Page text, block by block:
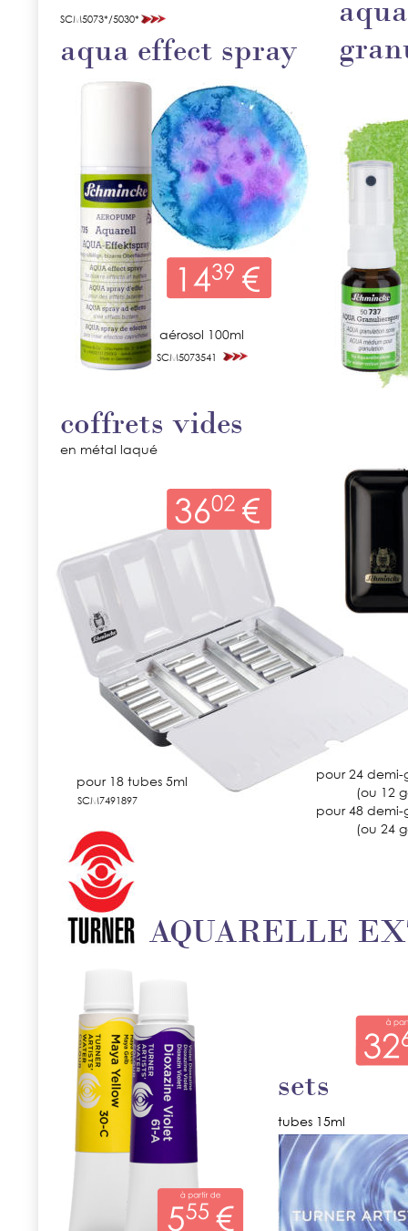
SCM5073*/5030*
aqua effect spray
aérosol 100ml
SCM5073541
coffrets vides
pour 18 tubes 5ml
SCM7491897
en métal laqué
pour 24 demi-
(ou 12
pour 48 demi-
(ou 24
AQUARELLE
tubes 15ml
sets